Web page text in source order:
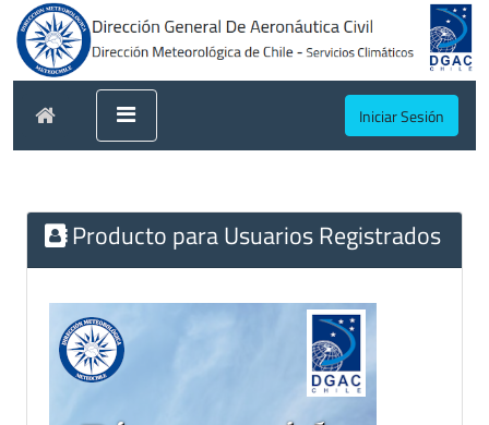
Iniciar Sesión
Producto para Usuarios Registrados